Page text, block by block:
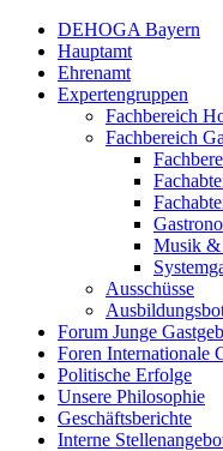
DEHOGA Bayern
Hauptamt
Ehrenamt
Expertengruppen
Fachbereich
Fachbereich
Musik &
Ausschüsse
Forum Junge
Foren Internationale
Politische Erfolge
Unsere Philosophie
Geschäftsberichte
Interne